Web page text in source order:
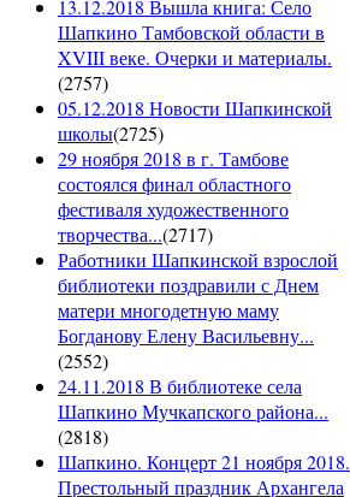
13.12.2018 Вышла книга: Село
Шапкино Тамбовской области в
XVIII веке. Очерки и материалы.
(2757)
05.12.2018 Новости Шапкинской
школы(2725)
29 ноября 2018 в г. Тамбове
состоялся финал областного
фестиваля художественного
творчества...(2717)
Работники Шапкинской взрослой
библиотеки поздравили с Днем
матери многодетную маму
Богданову Елену Васильевну...
(2552)
24.11.2018 В библиотеке села
Шапкино Мучкапского района...
(2818)
Шапкино. Концерт 21 ноября 2018.
Престольный праздник Архангела